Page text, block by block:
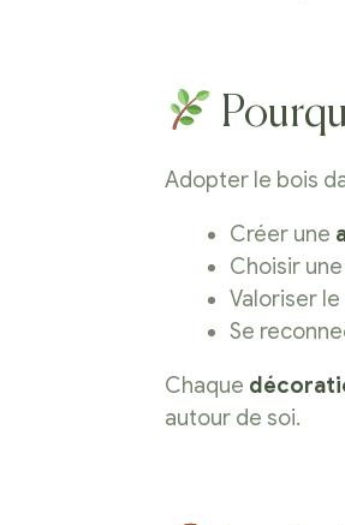
Adopter le bois
Créer une
Choisir une
Valoriser le
Se
Chaque
autour de soi.